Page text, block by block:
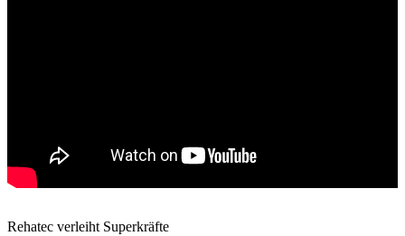
Rehatec verleiht Superkräfte